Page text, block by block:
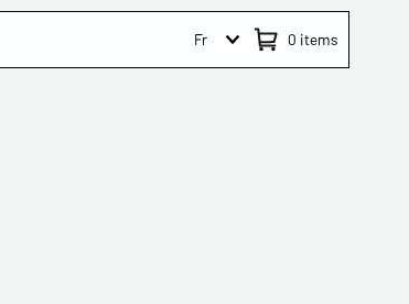
0 items
Fr